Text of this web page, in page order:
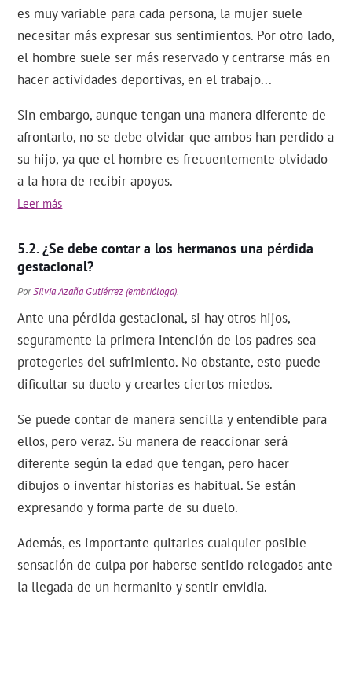
es muy variable para cada persona, la mujer suele
necesitar más expresar sus sentimientos. Por otro lado,
el hombre suele ser más reservado y centrarse más en
hacer actividades deportivas, en el trabajo...
Sin embargo, aunque tengan una manera diferente de
afrontarlo, no se debe olvidar que ambos han perdido a
su hijo, ya que el hombre es frecuentemente olvidado
a la hora de recibir apoyos.
Leer más
¿Se debe contar a los hermanos una pérdida
gestacional?
PorSilvia Azaña Gutiérrez (embrióloga).
Ante una pérdida gestacional, si hay otros hijos,
seguramente la primera intención de los padres sea
protegerles del sufrimiento. No obstante, esto puede
dificultar su duelo y crearles ciertos miedos.
Se puede contar de manera sencilla y entendible para
ellos, pero veraz. Su manera de reaccionar será
diferente según la edad que tengan, pero hacer
dibujos o inventar historias es habitual. Se están
expresando y forma parte de su duelo.
Además, es importante quitarles cualquier posible
sensación de culpa por haberse sentido relegados ante
la llegada de un hermanito y sentir envidia.